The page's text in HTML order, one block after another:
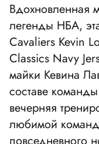
Вдохновленная
легенды НБА,
Cavaliers Kevin
Classics Navy
майки Кевина
составе
вечерняя
любимой